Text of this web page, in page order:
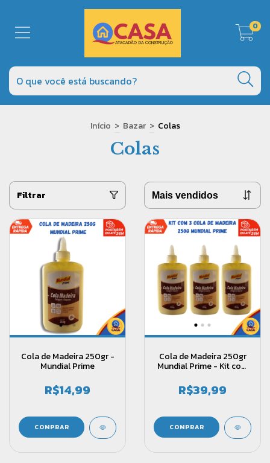
0
Início > Bazar > Colas
Colas
Filtrar
Cola de Madeira 250gr -
Mundial Prime
R$14,99
Cola de Madeira 250gr
Mundial Prime - Kit com
R$39,99